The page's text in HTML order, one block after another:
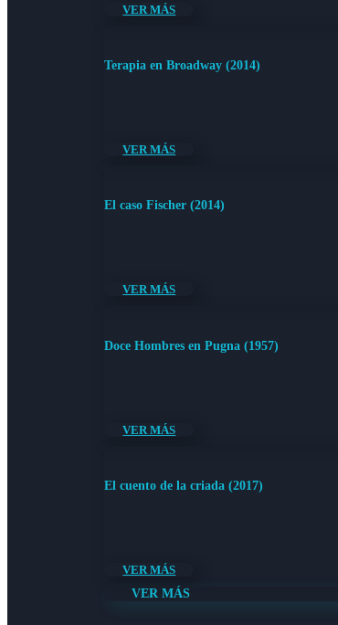
VER MÁS
Terapia en Broadway (2014)
VER MÁS
El caso Fischer (2014)
VER MÁS
Doce Hombres en Pugna (1957)
VER MÁS
El cuento de la criada (2017)
VER MÁS
VER MÁS